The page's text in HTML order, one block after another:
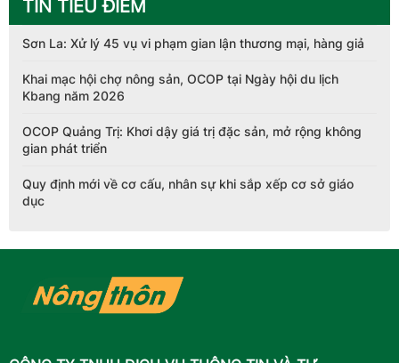
Sơn La: Xử lý 45 vụ vi phạm gian lận thương mại, hàng giả
Khai mạc hội chợ nông sản, OCOP tại Ngày hội du lịch
OCOP Quảng Trị: Khơi dậy giá trị đặc sản, mở rộng không
Quy định mới về cơ cấu, nhân sự khi sắp xếp cơ sở giáo
VẤN BLUEWAVE